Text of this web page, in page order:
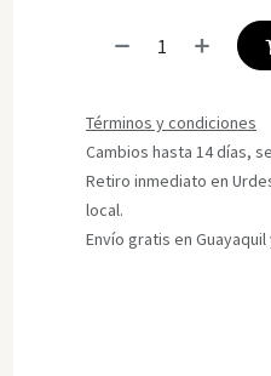
Términos y condiciones
Cambios hasta 14 días,
Retiro inmediato en
local.
Envío gratis en